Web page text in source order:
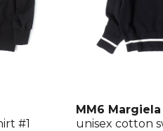
#1
MM6 Margiela
unisex cotton